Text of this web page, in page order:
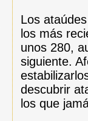
Los
los más
unos 280,
siguiente.
descubrir
los que